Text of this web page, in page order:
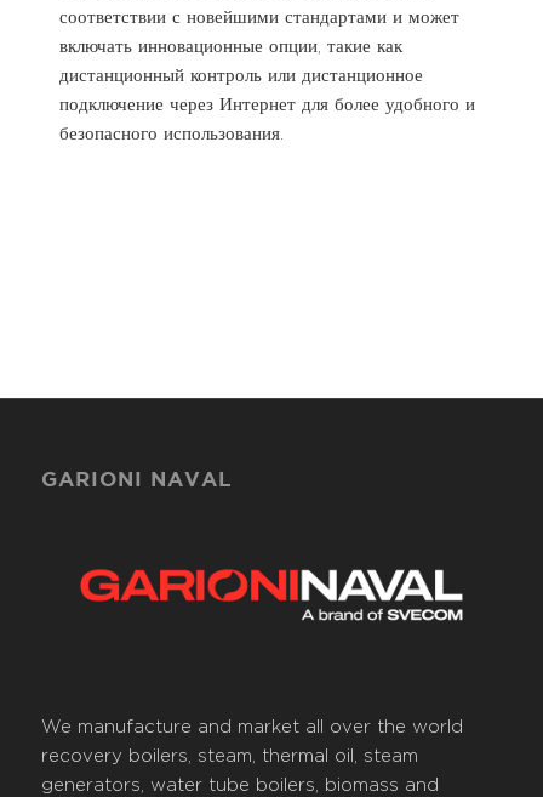
соответствии с новейшими стандартами и может
включать инновационные опции, такие как
дистанционный контроль или дистанционное
подключение через Интернет для более удобного и
безопасного использования.
GARIONI NAVAL
We manufacture and market all over the world
recovery boilers, steam, thermal oil, steam
generators, water tube boilers, biomass and